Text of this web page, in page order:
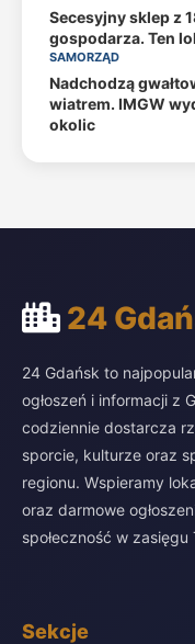
Secesyjny sklep z
gospodarza. Ten
SAMORZĄD
Nadchodzą
wiatrem. IMGW
okolic
24
24 Gdańsk to
ogłoszeń i informacji z
codziennie dostarcza
sporcie, kulturze oraz
regionu. Wspieramy
oraz darmowe
społeczność w zasięgu
Sekcje